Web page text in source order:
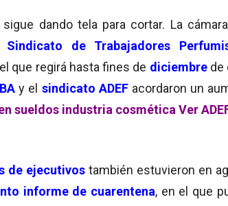
dando tela para cortar. La
Sindicato de Trabajadores
que regirá hasta fines de diciembre de
y el sindicato ADEFacordaron un
sueldos industria cosmética Ver
de ejecutivos también estuvieron en
informe de cuarentena, en el que